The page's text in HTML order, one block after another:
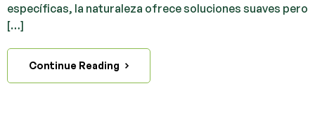
específicas, la naturaleza ofrece soluciones suaves pero
[…]
Continue Reading